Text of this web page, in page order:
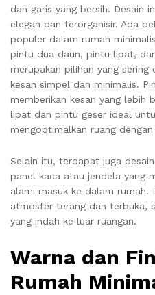
dan garis yang bersih. Desain
elegan dan terorganisir. Ada
populer dalam rumah
pintu dua daun, pintu lipat,
merupakan pilihan yang sering
kesan simpel dan minimalis.
memberikan kesan yang lebih
lipat dan pintu geser ideal
mengoptimalkan ruang
Selain itu, terdapat juga
panel kaca atau jendela yang
alami masuk ke dalam rumah.
atmosfer terang dan terbuka,
yang indah ke luar ruangan.
Warna dan
Rumah